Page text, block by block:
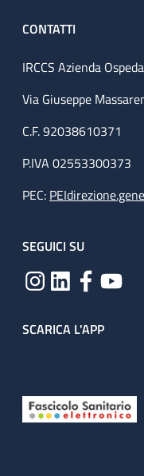
CONTATTI
IRCCS Azienda
Via Giuseppe
C.F. 92038610371
P.IVA 02553300373
PEC:
SEGUICI SU
SCARICA L'APP